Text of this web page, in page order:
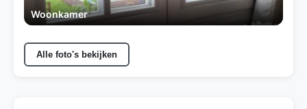
Woonkamer
Alle foto's bekijken